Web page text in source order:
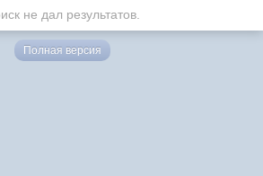
не дал результатов.
Полная версия